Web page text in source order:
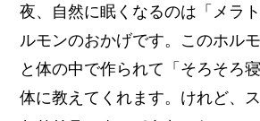
夜、自然に眠くなるのは「メラ
ルモンのおかげです。このホル
と体の中で作られて「そろそろ
体に教えてくれます。けれど、